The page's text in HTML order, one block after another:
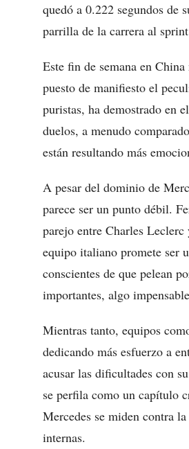
quedó a 0.222 segundos de
parrilla de la carrera al
Este fin de semana en
puesto de manifiesto el
puristas, ha demostrado en
duelos, a menudo
están resultando más
A pesar del dominio de
parece ser un punto débil.
parejo entre Charles
equipo italiano promete ser
conscientes de que pelean
importantes, algo
Mientras tanto, equipos
dedicando más esfuerzo a
acusar las dificultades con
se perfila como un capítulo
Mercedes se miden contra
internas.